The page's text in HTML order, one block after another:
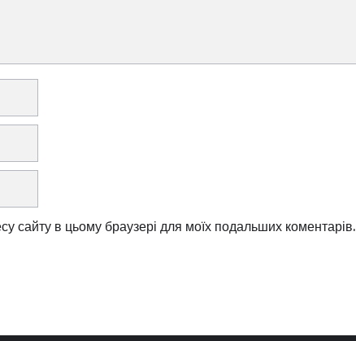
сайту в цьому браузері для моїх подальших коментарів.